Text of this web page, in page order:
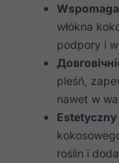
włókna
podpory i
pleśń,
nawet w
roślin i